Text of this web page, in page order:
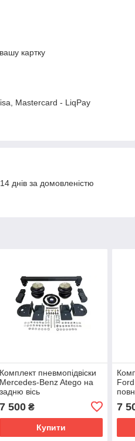
картку
Mastercard - LiqPay
днів за домовленістю
Комплект пневмопідвіски
Mercedes-Benz Atego на
задню вісь
7 500₴
Купити
7